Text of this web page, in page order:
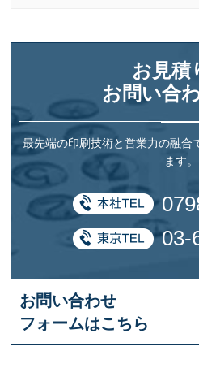
お見積
お問い合
最先端の印刷技術と営業力の融合
ます。
03-
お問い合わせ
フォームはこちら